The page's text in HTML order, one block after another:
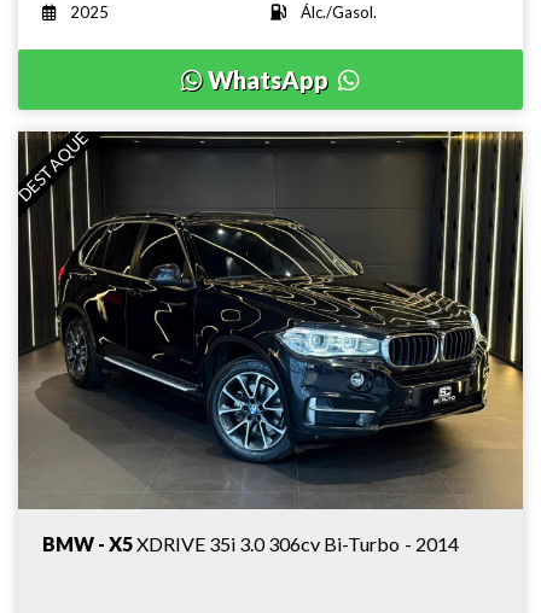
2025
Álc./Gasol.
WhatsApp
DESTAQUE
BMW - X5 XDRIVE 35i 3.0 306cv Bi-Turbo - 2014